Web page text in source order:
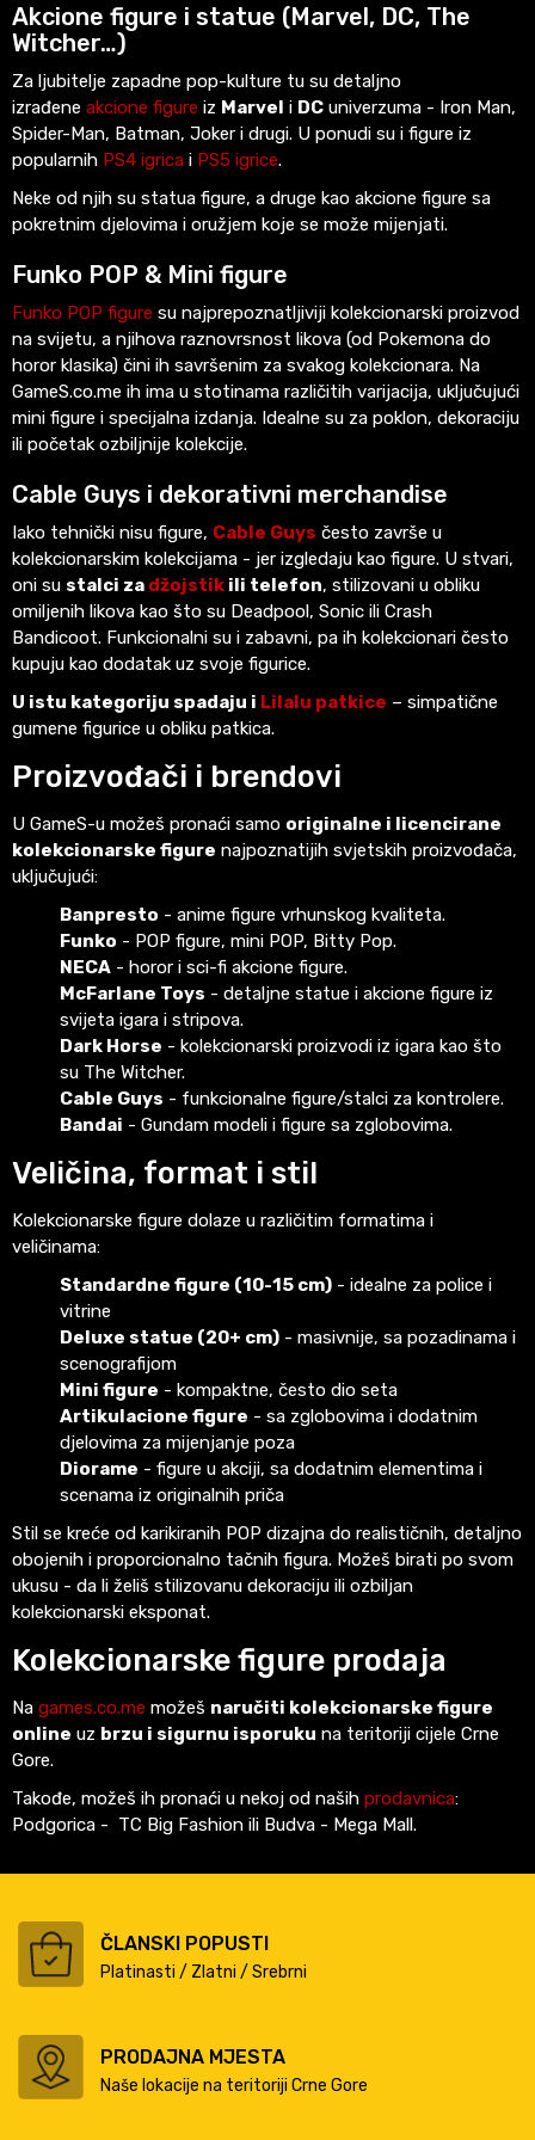
Akcione figure i statue (Marvel, DC, The
Witcher…)
Za ljubitelje zapadne pop-kulture tu su detaljno
izrađene akcione figure iz Marvel i DC univerzuma - Iron Man,
Spider-Man, Batman, Joker i drugi. U ponudi su i figure iz
popularnih PS4 igrica i PS5 igrice.
Neke od njih su statua figure, a druge kao akcione figure sa
pokretnim djelovima i oružjem koje se može mijenjati.
Funko POP & Mini figure
Funko POP figure su najprepoznatljiviji kolekcionarski proizvod
na svijetu, a njihova raznovrsnost likova (od Pokemona do
horor klasika) čini ih savršenim za svakog kolekcionara. Na
GameS.co.me ih ima u stotinama različitih varijacija, uključujući
mini figure i specijalna izdanja. Idealne su za poklon, dekoraciju
ili početak ozbiljnije kolekcije.
Cable Guys i dekorativni merchandise
Iako tehnički nisu figure, Cable Guys često završe u
kolekcionarskim kolekcijama - jer izgledaju kao figure. U stvari,
oni su stalci za džojstik ili telefon, stilizovani u obliku
omiljenih likova kao što su Deadpool, Sonic ili Crash
Bandicoot. Funkcionalni su i zabavni, pa ih kolekcionari često
kupuju kao dodatak uz svoje figurice.
U istu kategoriju spadaju i Lilalu patkice – simpatične
gumene figurice u obliku patkica.
Proizvođači i brendovi
U GameS-u možeš pronaći samo originalne i licencirane
kolekcionarske figure najpoznatijih svjetskih proizvođača,
uključujući:
Banpresto - anime figure vrhunskog kvaliteta.
Funko - POP figure, mini POP, Bitty Pop.
NECA - horor i sci-fi akcione figure.
McFarlane Toys - detaljne statue i akcione figure iz
svijeta igara i stripova.
Dark Horse - kolekcionarski proizvodi iz igara kao što
su The Witcher.
Cable Guys - funkcionalne figure/stalci za kontrolere.
Bandai - Gundam modeli i figure sa zglobovima.
Veličina, format i stil
Kolekcionarske figure dolaze u različitim formatima i
veličinama:
Standardne figure (10-15 cm) - idealne za police i
vitrine
Deluxe statue (20+ cm) - masivnije, sa pozadinama i
scenografijom
Mini figure - kompaktne, često dio seta
Artikulacione figure - sa zglobovima i dodatnim
djelovima za mijenjanje poza
Diorame - figure u akciji, sa dodatnim elementima i
scenama iz originalnih priča
Stil se kreće od karikiranih POP dizajna do realističnih, detaljno
obojenih i proporcionalno tačnih figura. Možeš birati po svom
ukusu - da li želiš stilizovanu dekoraciju ili ozbiljan
kolekcionarski eksponat.
Kolekcionarske figure prodaja
Na games.co.me možeš naručiti kolekcionarske figure
online uz brzu i sigurnu isporuku na teritoriji cijele Crne
Gore.
Takođe, možeš ih pronaći u nekoj od naših prodavnica:
Podgorica - TC Big Fashion ili Budva - Mega Mall.
ČLANSKI POPUSTI
Platinasti / Zlatni / Srebrni
PRODAJNA MJESTA
Naše lokacije na teritoriji Crne Gore